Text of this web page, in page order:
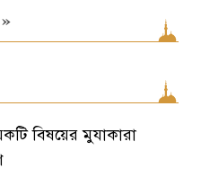
»
বিষয়ের মুযাকারা